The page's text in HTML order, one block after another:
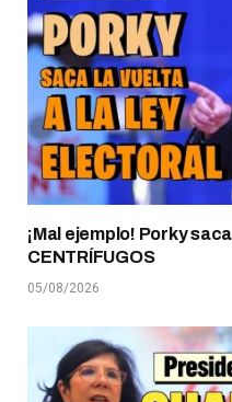
¡Mal ejemplo! Porky
CENTRÍFUGOS
05/08/2026